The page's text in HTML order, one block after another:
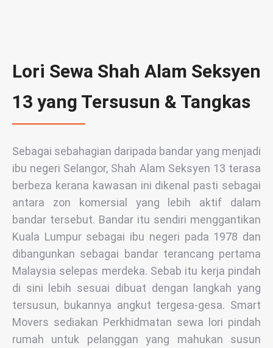
Lori Sewa Shah Alam Seksyen
13 yang Tersusun & Tangkas
Sebagai sebahagian daripada bandar yang menjadi
ibu negeri Selangor, Shah Alam Seksyen 13 terasa
berbeza kerana kawasan ini dikenal pasti sebagai
antara zon komersial yang lebih aktif dalam
bandar tersebut. Bandar itu sendiri menggantikan
Kuala Lumpur sebagai ibu negeri pada 1978 dan
dibangunkan sebagai bandar terancang pertama
Malaysia selepas merdeka. Sebab itu kerja pindah
di sini lebih sesuai dibuat dengan langkah yang
tersusun, bukannya angkut tergesa-gesa. Smart
Movers sediakan Perkhidmatan sewa lori pindah
rumah untuk pelanggan yang mahukan susun